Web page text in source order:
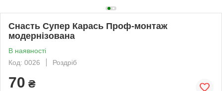
Снасть Супер Карась Проф-монтаж
модернізована
В наявності
Код: 0026
Роздріб
70 ₴